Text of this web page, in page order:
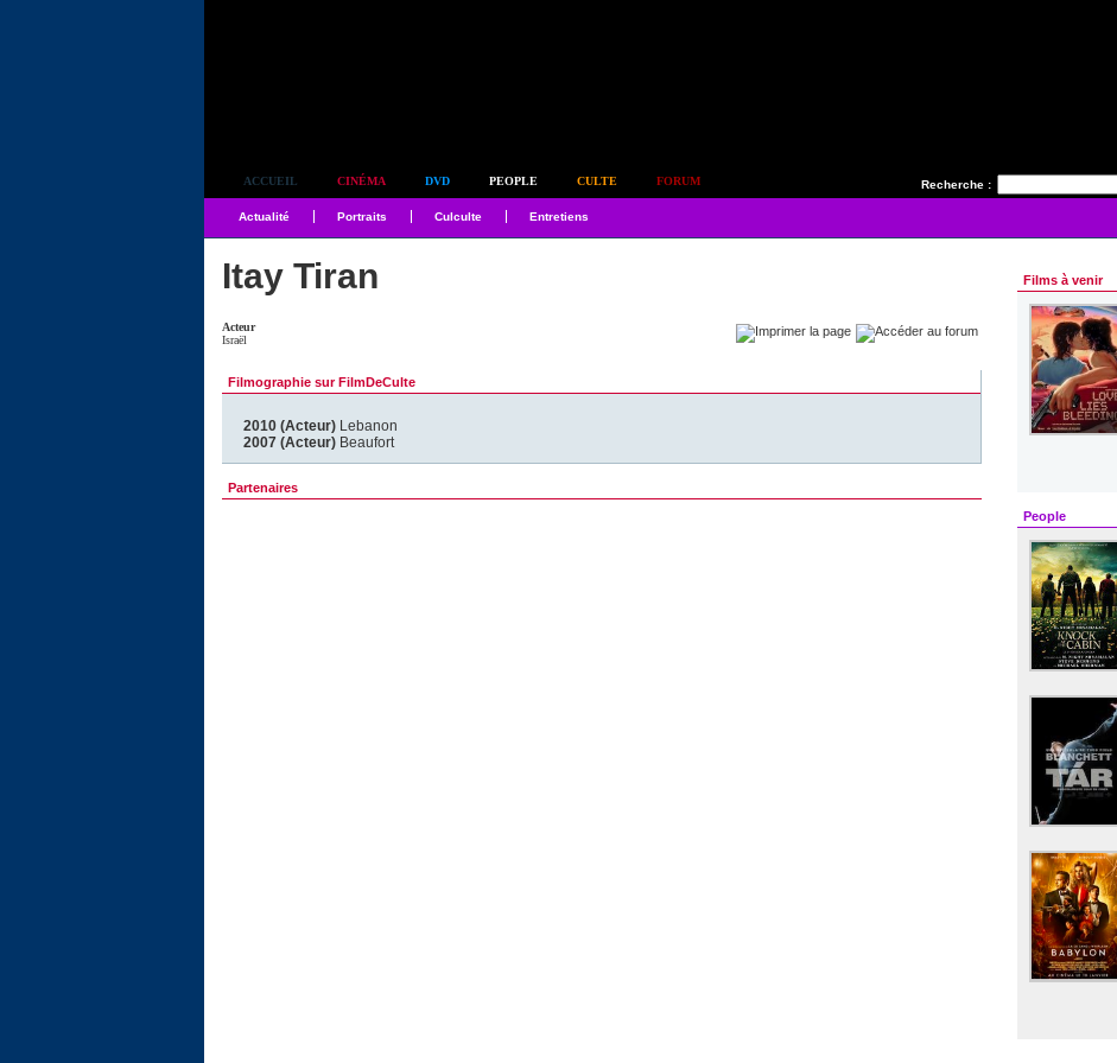
Recherche :
ACCUEIL CINÉMA DVD PEOPLE CULTE FORUM
Actualité Portraits Culculte Entretiens
Itay Tiran
Acteur
Israël
Filmographie sur FilmDeCulte
2010 (Acteur) Lebanon
2007 (Acteur) Beaufort
Partenaires
Films à venir
People